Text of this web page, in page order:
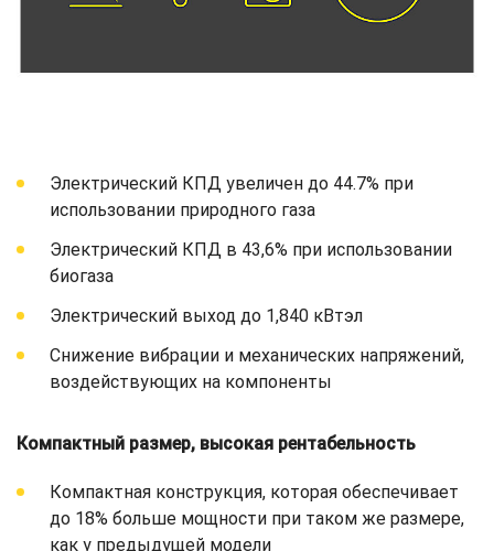
Электрический КПД увеличен до 44.7% при
использовании природного газа
Электрический КПД в 43,6% при использовании
биогаза
Электрический выход до 1,840 кВтэл
Снижение вибрации и механических напряжений,
воздействующих на компоненты
Компактный размер, высокая рентабельность
Компактная конструкция, которая обеспечивает
до 18% больше мощности при таком же размере,
как у предыдущей модели